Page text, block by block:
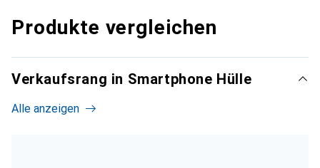
Produkte vergleichen
Verkaufsrang in Smartphone Hülle
Alle anzeigen